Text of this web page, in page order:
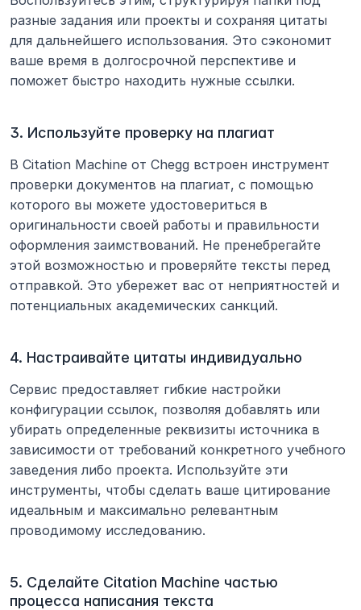
разные задания или проекты и сохраняя цитаты
для дальнейшего использования. Это сэкономит
ваше время в долгосрочной перспективе и
поможет быстро находить нужные ссылки.
3. Используйте проверку на плагиат
В Citation Machine от Chegg встроен инструмент
проверки документов на плагиат, с помощью
которого вы можете удостовериться в
оригинальности своей работы и правильности
оформления заимствований. Не пренебрегайте
этой возможностью и проверяйте тексты перед
отправкой. Это убережет вас от неприятностей и
потенциальных академических санкций.
4. Настраивайте цитаты индивидуально
Сервис предоставляет гибкие настройки
конфигурации ссылок, позволяя добавлять или
убирать определенные реквизиты источника в
зависимости от требований конкретного учебного
заведения либо проекта. Используйте эти
инструменты, чтобы сделать ваше цитирование
идеальным и максимально релевантным
проводимому исследованию.
5. Сделайте Citation Machine частью
процесса написания текста